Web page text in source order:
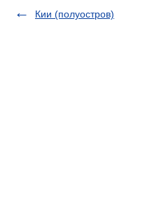
Кии (полуостров)